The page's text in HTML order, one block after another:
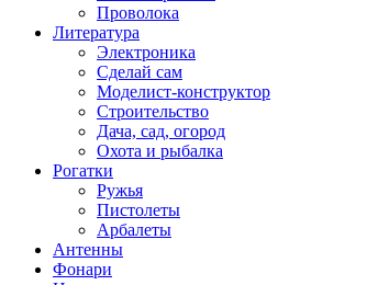
Проволока
Литература
Электроника
Сделай сам
Моделист-конструктор
Строительство
Дача, сад, огород
Охота и рыбалка
Рогатки
Ружья
Пистолеты
Арбалеты
Антенны
Фонари